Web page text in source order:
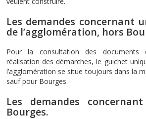
Les demandes concernant
de l’agglomération, hors
Pour la consultation des documents
réalisation des démarches, le guichet
l’agglomération se situe toujours dans la
sauf pour Bourges.
Les demandes
Bourges.